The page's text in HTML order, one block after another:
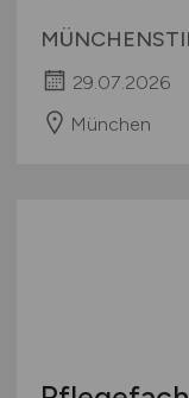
29.07.2026
München